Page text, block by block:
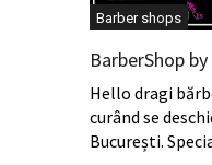
Barber shops
BarberShop
Hello dragi
curând se
București.